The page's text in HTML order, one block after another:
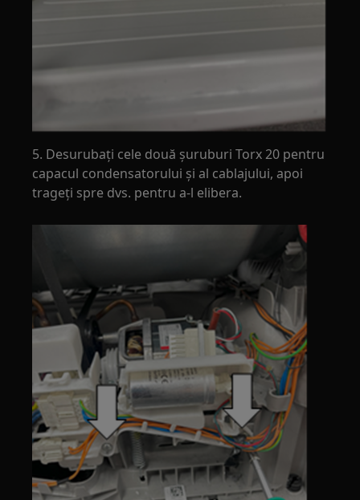
5. Desurubați cele două șuruburi Torx 20 pentru
capacul condensatorului și al cablajului, apoi
trageți spre dvs. pentru a-l elibera.